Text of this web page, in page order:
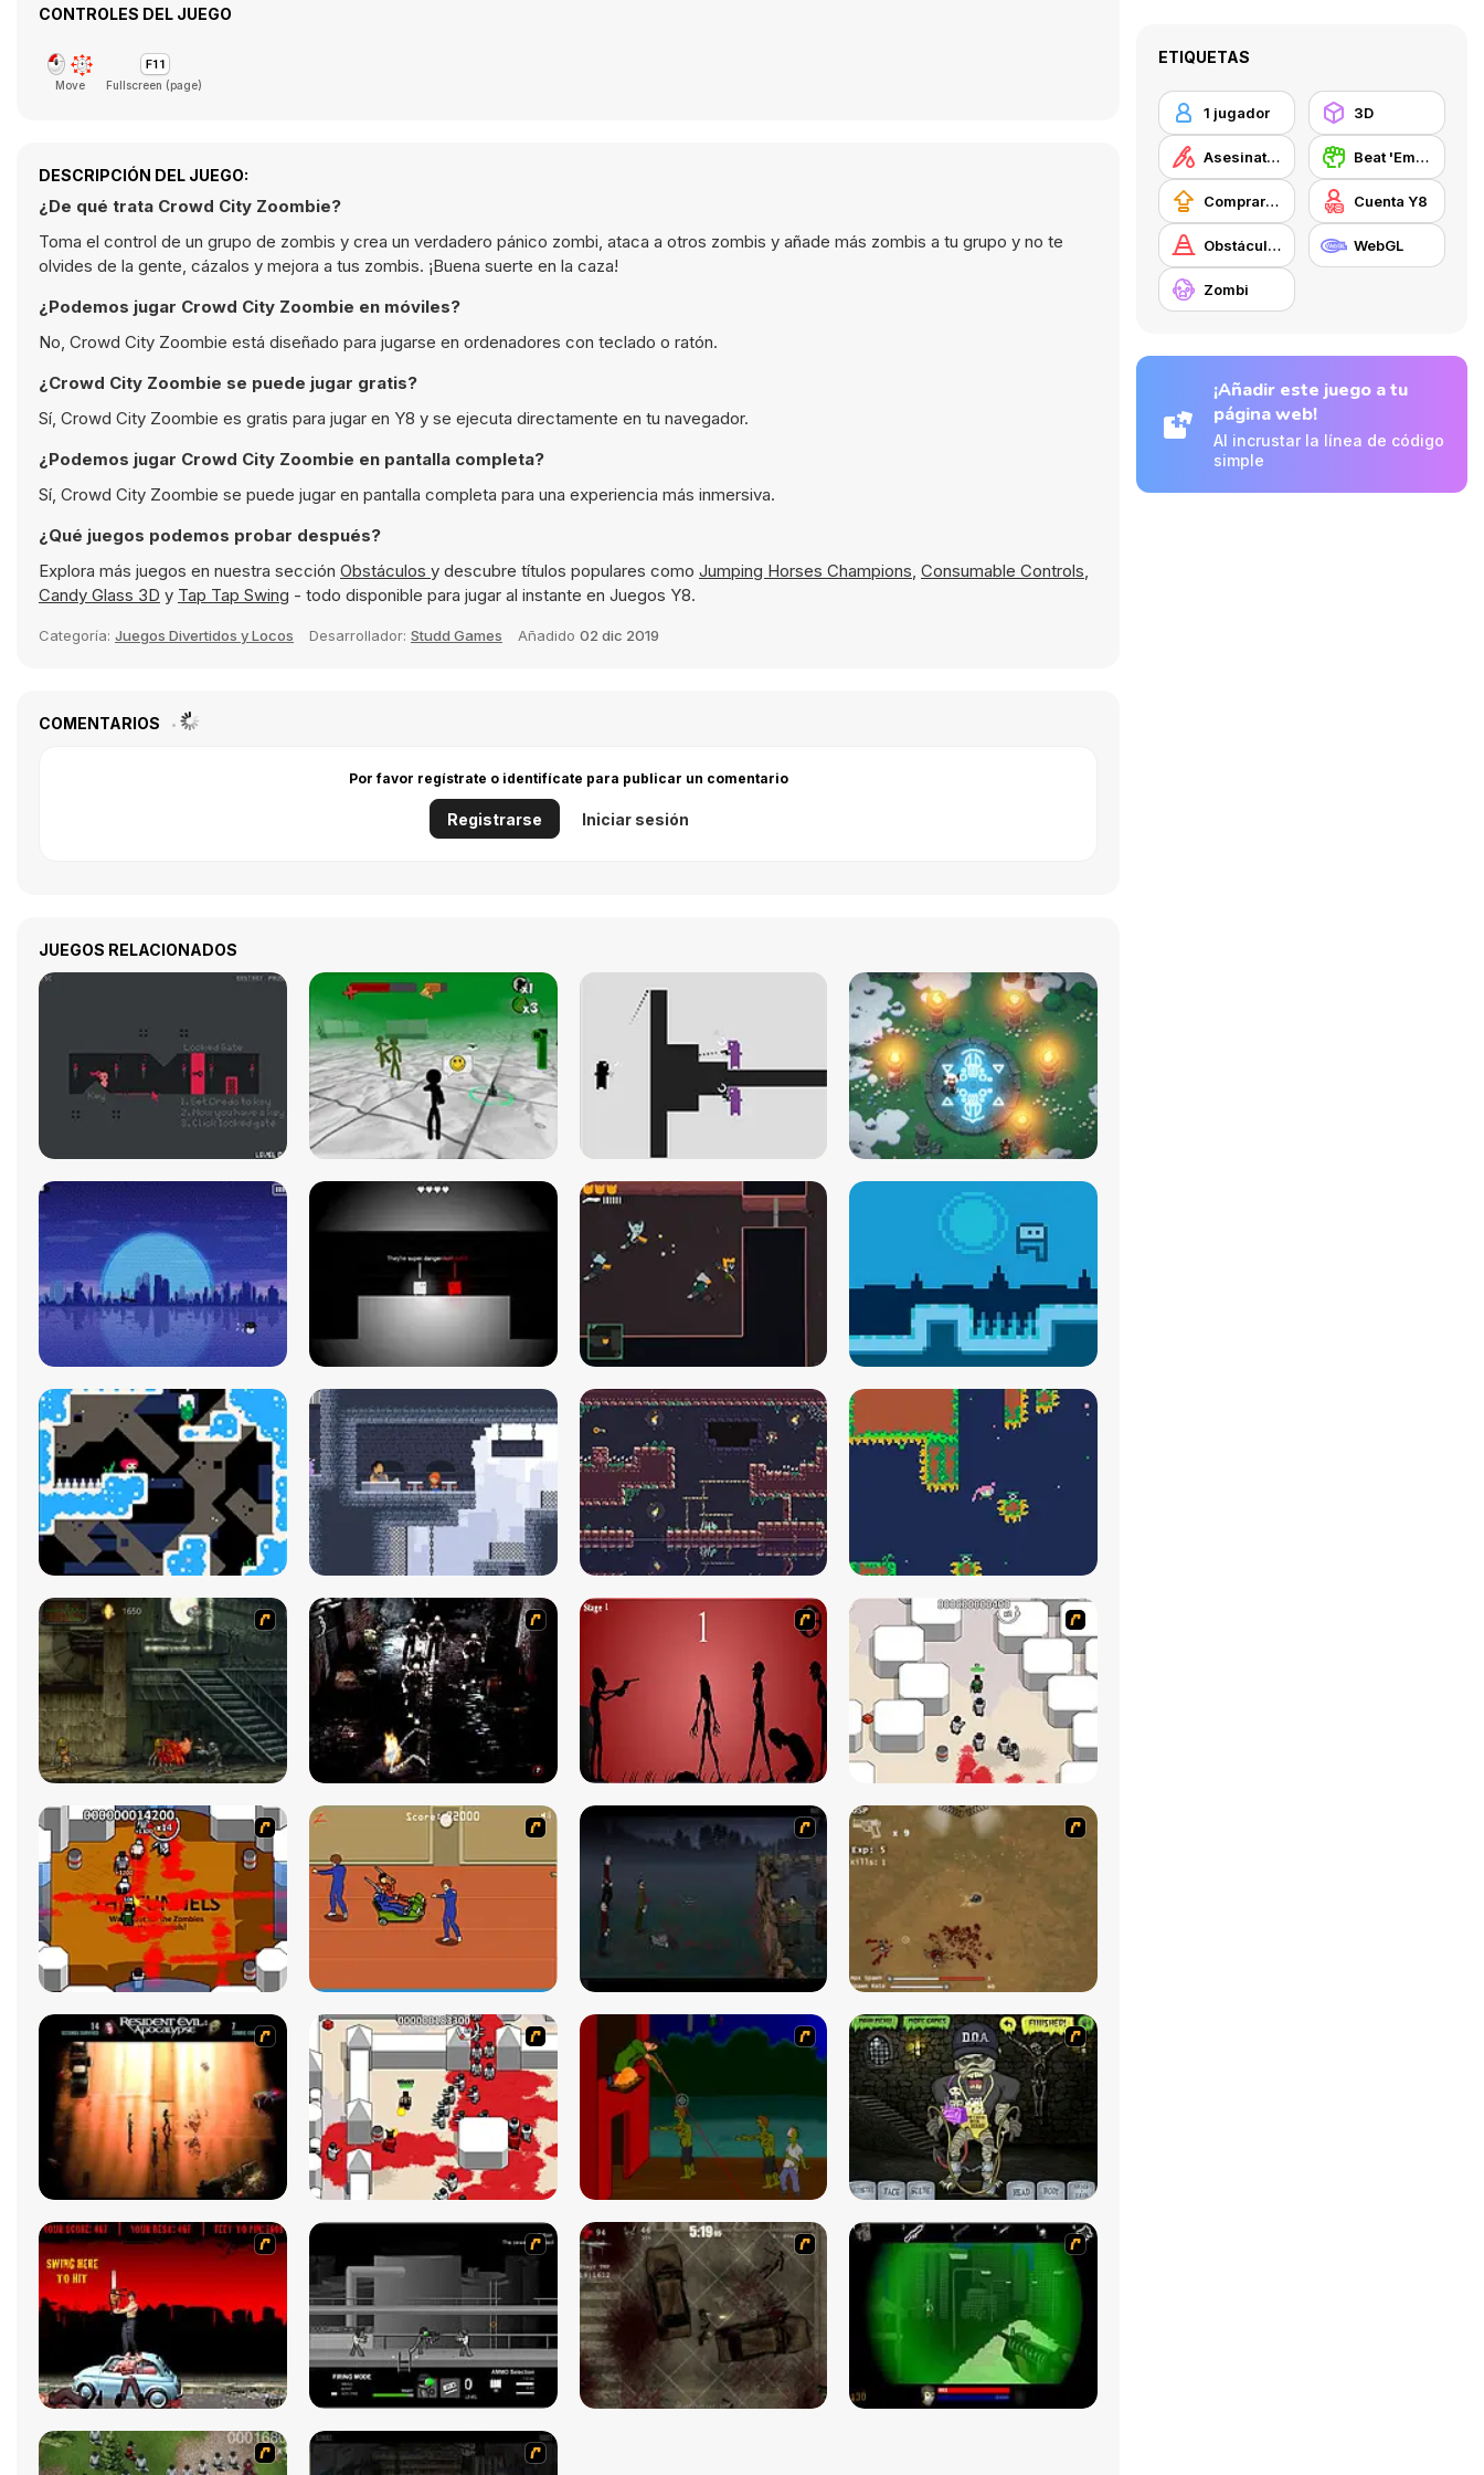
CONTROLES DEL JUEGO
Move Fullscreen (page)
DESCRIPCIÓN DEL JUEGO:
¿De qué trata Crowd City Zoombie?
Toma el control de un grupo de zombis y crea un verdadero pánico zombi, ataca a otros zombis y añade más zombis a tu grupo y no te
olvides de la gente, cázalos y mejora a tus zombis. ¡Buena suerte en la caza!
¿Podemos jugar Crowd City Zoombie en móviles?
No, Crowd City Zoombie está diseñado para jugarse en ordenadores con teclado o ratón.
¿Crowd City Zoombie se puede jugar gratis?
Sí, Crowd City Zoombie es gratis para jugar en Y8 y se ejecuta directamente en tu navegador.
¿Podemos jugar Crowd City Zoombie en pantalla completa?
Sí, Crowd City Zoombie se puede jugar en pantalla completa para una experiencia más inmersiva.
¿Qué juegos podemos probar después?
Explora más juegos en nuestra sección Obstáculos y descubre títulos populares como Jumping Horses Champions, Consumable Controls,
Candy Glass 3D y Tap Tap Swing - todo disponible para jugar al instante en Juegos Y8.
Categoría: Juegos Divertidos y Locos Desarrollador: Studd Games Añadido 02 dic 2019
COMENTARIOS
Por favor regístrate o identifícate para publicar un comentario
Registrarse Iniciar sesión
JUEGOS RELACIONADOS
ETIQUETAS
1 jugador 3D
Asesinatos Beat 'Em Up
Comprar mejoras de equipamiento Cuenta Y8
Obstáculos WebGL
Zombi
¡Añadir este juego a tu
página web!
Al incrustar la línea de código
simple